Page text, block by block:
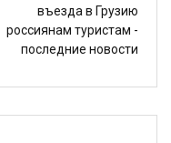
въезда в Грузию
россиянам туристам -
последние новости